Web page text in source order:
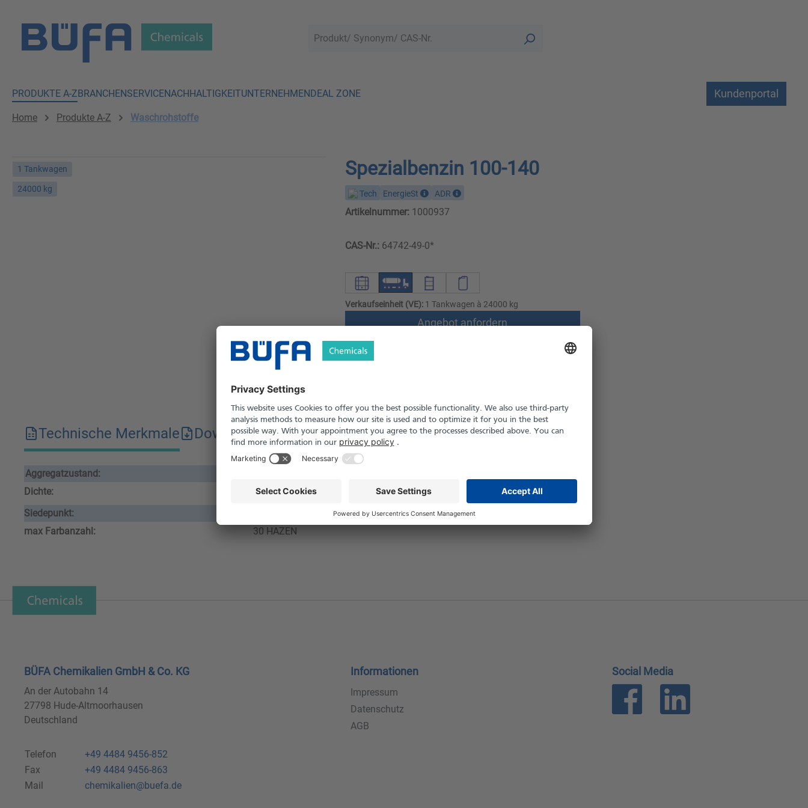
PRODUKTE A-ZBRANCHENSERVICENACHHALTIGKEITUNTERNEHMENDEAL ZONE Kundenportal
Home Produkte A-Z Waschrohstoffe
1 Tankwagen
24000 kg
Spezialbenzin 100-140
Tech EnergieSt ADR
Artikelnummer:1000937
CAS-Nr.:64742-49-0*
Verkaufseinheit (VE):1 Tankwagen à 24000 kg
Angebot anfordern
Versand nach Österreich und die Schweiz möglich
Technische Merkmale Downloads Sicherheitshinweise
Aggregatzustand:
Dichte:
0.742
Siedepunkt:
max Farbanzahl:
30 HAZEN
BÜFA Chemikalien GmbH & Co. KG
An der Autobahn 14
27798 Hude-Altmoorhausen
Deutschland
Telefon
+49 4484 9456-852
Fax
+49 4484 9456-863
Mail
chemikalien@buefa.de
Informationen
Impressum
Datenschutz
AGB
Social Media